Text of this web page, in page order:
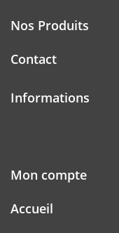
Nos Produits
Contact
Informations
Mon compte
Accueil